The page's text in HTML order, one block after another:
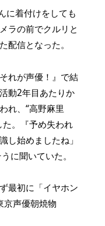
に着付けをしても
ラの前でクルリと
配信となった。
れが声優！』で結
動2年目あたりか
れ、“高野麻里
。『予め失われ
し始めましたね」
に聞いていた。
最初に「イヤホン
京声優朝焼物